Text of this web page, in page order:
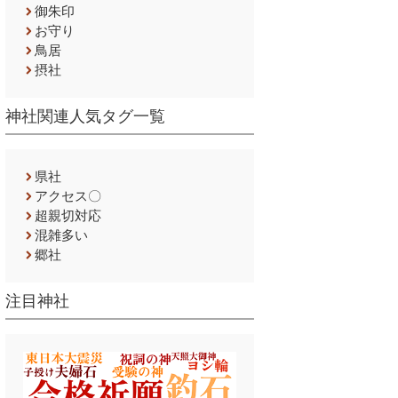
御朱印
お守り
鳥居
摂社
神社関連人気タグ一覧
県社
アクセス〇
超親切対応
混雑多い
郷社
注目神社